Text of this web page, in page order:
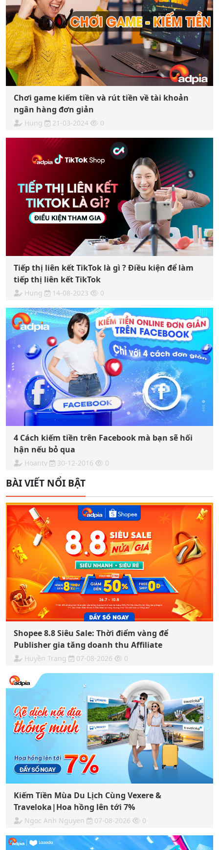
Chơi game kiếm tiền và rút tiền về tài khoản
ngân hàng đơn giản
Hung 21-03-2024 0
Tiếp thị liên kết TikTok là gì ? Điều kiện để làm
tiếp thị liên kết TikTok
Hung 14-08-2023 0
4 Cách kiếm tiền trên Facebook mà bạn sẽ hối
hận nếu bỏ qua
Hoantv 30-12-2016 0
BÀI VIẾT NỔI BẬT
Shopee 8.8 Siêu Sale: Thời điểm vàng để
Publisher gia tăng doanh thu Affiliate
Huyền Trang 07-08-2026 0
Kiếm Tiền Mùa Du Lịch Cùng Vexere &
Traveloka|Hoa hồng lên tới 7%
Ngoc Anh Nguyen 07-08-2026 0